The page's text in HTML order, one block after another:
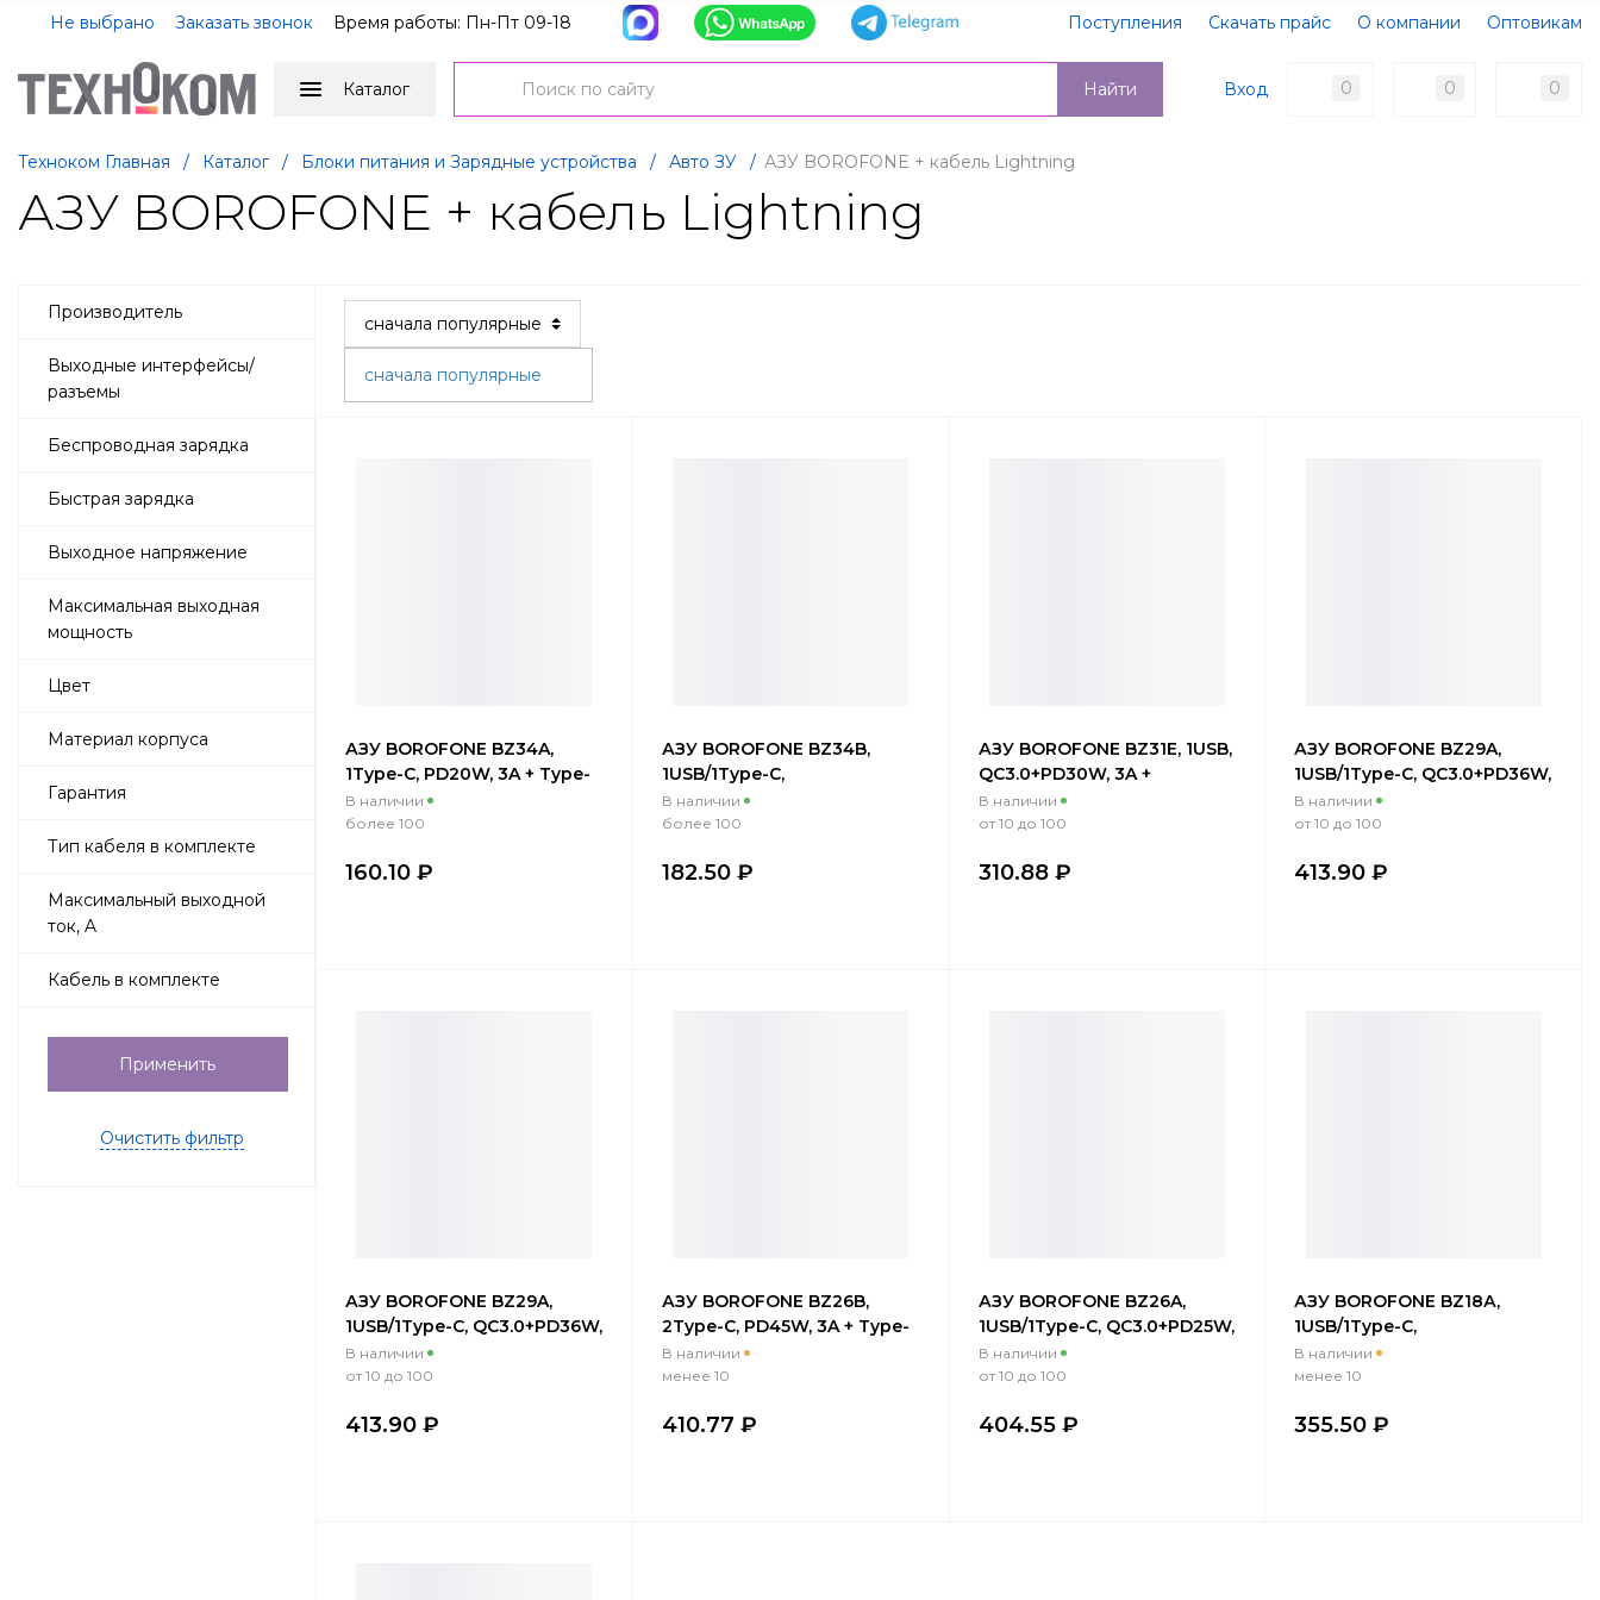
Не выбрано Заказать звонок Время работы: Пн-Пт 09-18 Поступления Скачать прайс О компании
Оптовикам
Доставка
Контакты
Каталог Вход 0 0 0
Найти
Техноком Главная / Каталог / Блоки питания и Зарядные устройства / Авто ЗУ / АЗУ BOROFONE + кабель Lightning
АЗУ BOROFONE + кабель Lightning
сначала популярные
Производитель
Выходные интерфейсы/
разъемы
Беспроводная зарядка
Быстрая зарядка
Выходное напряжение
Максимальная выходная
мощность
Цвет
Материал корпуса
Гарантия
Тип кабеля в комплекте
Максимальный выходной
ток, A
Кабель в комплекте
Применить
Очистить фильтр
АЗУ BOROFONE BZ34A,
1Type-C, PD20W, 3A + Type-
C/Lightning 1м, черный
В наличии
более 100
160.10 ₽
АЗУ BOROFONE BZ34B,
1USB/1Type-C,
QC3.0+PD20W, 3A + Type-
C/Lightning 1м, черный
В наличии
более 100
182.50 ₽
АЗУ BOROFONE BZ31E, 1USB,
QC3.0+PD30W, 3A +
встроенный Lightning 1м,
черный
В наличии
от 10 до 100
310.88 ₽
АЗУ BOROFONE BZ29A,
1USB/1Type-C, QC3.0+PD36W,
3A + Type-C/Lightning 1м,
прозрачный фиолетовый
В наличии
от 10 до 100
413.90 ₽
АЗУ BOROFONE BZ29A,
1USB/1Type-C, QC3.0+PD36W,
3A + Type-C/Lightning 1м,
прозрачный черный
В наличии
от 10 до 100
413.90 ₽
АЗУ BOROFONE BZ26B,
2Type-C, PD45W, 3A + Type-
C/Lightning 1м, прозрачный
черный
В наличии
менее 10
410.77 ₽
АЗУ BOROFONE BZ26A,
1USB/1Type-C, QC3.0+PD25W,
3A + Type-C/Lightning 1м,
прозрачный черный
В наличии
от 10 до 100
404.55 ₽
АЗУ BOROFONE BZ18А,
1USB/1Type-C,
QC3.0+PD20W, 3A + Type-
C/Lightning 1м, белый
В наличии
менее 10
355.50 ₽